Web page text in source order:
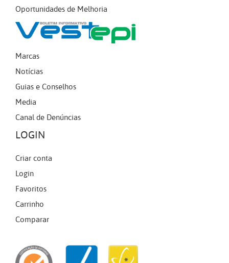
Oportunidades de Melhoria
Marcas
Notícias
Guias e Conselhos
Media
Canal de Denúncias
LOGIN
Criar conta
Login
Favoritos
Carrinho
Comparar